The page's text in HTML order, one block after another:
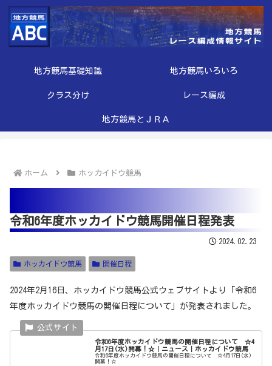
地方競馬基礎知識 地方競馬いろいろ
クラス分け レース編成
地方競馬とＪＲＡ
ホーム ホッカイドウ競馬
令和6年度ホッカイドウ競馬開催日程発表
2024.02.23
ホッカイドウ競馬 開催日程
2024年2月16日、ホッカイドウ競馬公式ウェブサイトより「令和6
年度ホッカイドウ競馬の開催日程について」が発表されました。
令和6年度ホッカイドウ競馬の開催日程について ☆4
月17日(水)開幕！☆｜ニュース｜ホッカイドウ競馬
令和6年度ホッカイドウ競馬の開催日程について ☆4月17日(水)
開幕！☆